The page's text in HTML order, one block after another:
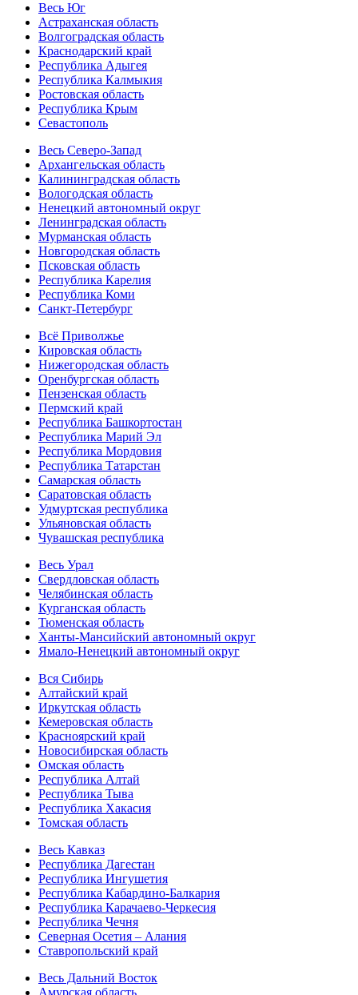
Весь Юг
Астраханская область
Волгоградская область
Краснодарский край
Республика Адыгея
Республика Калмыкия
Ростовская область
Республика Крым
Севастополь
Весь Северо-Запад
Архангельская область
Калининградская область
Вологодская область
Ненецкий автономный округ
Ленинградская область
Мурманская область
Новгородская область
Псковская область
Республика Карелия
Республика Коми
Санкт-Петербург
Всё Приволжье
Кировская область
Нижегородская область
Оренбургская область
Пензенская область
Пермский край
Республика Башкортостан
Республика Марий Эл
Республика Мордовия
Республика Татарстан
Самарская область
Саратовская область
Удмуртская республика
Ульяновская область
Чувашская республика
Весь Урал
Свердловская область
Челябинская область
Курганская область
Тюменская область
Ханты-Мансийский автономный округ
Ямало-Ненецкий автономный округ
Вся Сибирь
Алтайский край
Иркутская область
Кемеровская область
Красноярский край
Новосибирская область
Омская область
Республика Алтай
Республика Тыва
Республика Хакасия
Томская область
Весь Кавказ
Республика Дагестан
Республика Ингушетия
Республика Кабардино-Балкария
Республика Карачаево-Черкесия
Республика Чечня
Северная Осетия – Алания
Ставропольский край
Весь Дальний Восток
Амурская область